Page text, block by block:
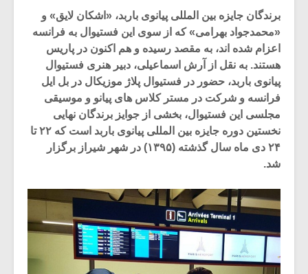
برندگان جایزه بین المللی پیانوی باربد، «اشکان لایق» و
«محمدجواد بهرامی» که از سوی این فستیوال به فرانسه
اعزام شده اند، به مقصد رسیده و هم اکنون در پاریس
هستند. به نقل از آرش اسماعیلی، دبیر هنری فستیوال
پیانوی باربد، حضور در فستیوال پلاژ موزیکال در بل ایل
فرانسه و شرکت در مستر کلاس های پیانو و موسیقی
مجلسی این فستیوال، بخشى از جوایز برندگان نهایى
نخستین دوره جایزه بین المللى پیانوى باربد است که ۲۲ تا
۲۴ دى ماه سال گذشته (۱۳۹۵) در شهر شیراز برگزار
شد.